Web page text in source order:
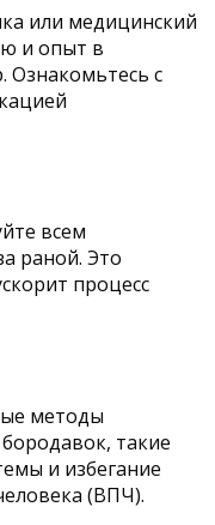
или медицинский
и опыт в
Ознакомьтесь с
всем
раной. Это
процесс
методы
такие
и избегание
(ВПЧ).